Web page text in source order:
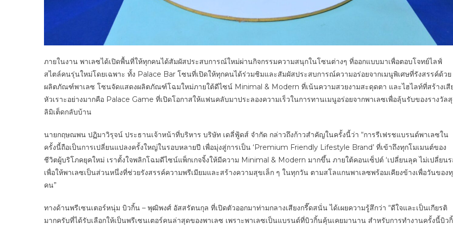
ภายในงาน พาเลซได้เปิดพื้นที่ให้ทุกคนได้สัมผัสประสบการณ์ใหม่ผ่านกิจกรรมความสนุกในโซนต่างๆ ที่ออกแบบมาเพื่อตอบโจทย์ไลฟ์
สไตล์คนรุ่นใหม่โดยเฉพาะ ทั้ง Palace Bar โซนที่เปิดให้ทุกคนได้ร่วมชิมและสัมผัสประสบการณ์ความอร่อยจากเมนูพิเศษที่รังสรรค์ด้วย
ผลิตภัณฑ์พาเลซ โซนจัดแสดงผลิตภัณฑ์โฉมใหม่ภายใต้ดีไซน์ Minimal & Modern ที่เน้นความสวยงามสะดุดตา และไฮไลท์ที่สร้างเสี
หัวเราะอย่างมากคือ Palace Game ที่เปิดโอกาสให้แฟนคลับมาประลองความเร็วในการทานเมนูอร่อยจากพาเลซเพื่อลุ้นรับของรางวัล
ลิมิเต็ดกลับบ้าน
นายกฤษณพน ปฏิมาวิรุจน์ ประธานเจ้าหน้าที่บริหาร บริษัท เดลี่ฟู้ดส์ จำกัด กล่าวถึงก้าวสำคัญในครั้งนี้ว่า “การรีเฟรชแบรนด์พาเลซใน
ครั้งนี้ถือเป็นการเปลี่ยนแปลงครั้งใหญ่ในรอบหลายปี เพื่อมุ่งสู่การเป็น ‘Premium Friendly Lifestyle Brand’ ที่เข้าถึงทุกโมเมนต์ของ
ชีวิตผู้บริโภคยุคใหม่ เราตั้งใจพลิกโฉมดีไซน์แพ็กเกจจิ้งให้มีความ Minimal & Modern มากขึ้น ภายใต้คอนเซ็ปต์ ‘เปลี่ยนลุค ไม่เปลี่ยนร
เพื่อให้พาเลซเป็นส่วนหนึ่งที่ช่วยรังสรรค์ความพรีเมียมและสร้างความสุขเล็ก ๆ ในทุกวัน ตามสโลแกนพาเลซพร้อมเคียงข้างเพื่อวันของ
คน”
ทางด้านพรีเซนเตอร์หนุ่ม บิวกิ้น – พุฒิพงศ์ อัสสรัตนกุล ที่เปิดตัวออกมาท่ามกลางเสียงกรี๊ดสนั่น ได้เผยความรู้สึกว่า “ดีใจและเป็นเกียรติ
มากครับที่ได้รับเลือกให้เป็นพรีเซนเตอร์คนล่าสุดของพาเลซ เพราะพาเลซเป็นแบรนด์ที่บิวกิ้นคุ้นเคยมานาน สำหรับการทำงานครั้งนี้บิว